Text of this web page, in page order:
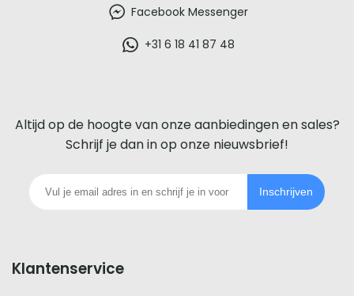
voor
iedere
telefoon
Facebook Messenger
+31 6 18 41 87 48
Altijd op de hoogte van onze aanbiedingen en sales?
Schrijf je dan in op onze nieuwsbrief!
Inschrijven
Klantenservice